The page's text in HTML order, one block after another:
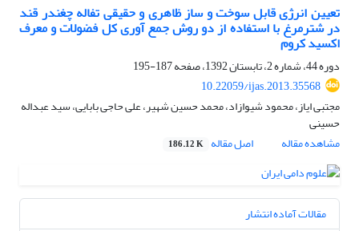
تعیین انرژی قابل سوخت و ساز ظاهری و حقیقی تفاله چغندر قند
در شترمرغ با استفاده از دو روش جمع آوری کل فضولات و معرف
اکسید کروم
دوره 44، شماره 2، تابستان 1392، صفحه
187-195
10.22059/ijas.2013.35568
مجتبی ایاز، محمود شیوازاد، محمد حسین شهیر، علی حاجی بابایی، سید عبداله
حسینی
مشاهده مقاله
اصل مقاله 186.12 K
مقالات آماده انتشار